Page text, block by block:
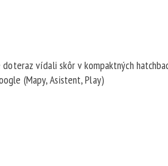
vídali skôr v kompaktných
(Mapy, Asistent, Play)